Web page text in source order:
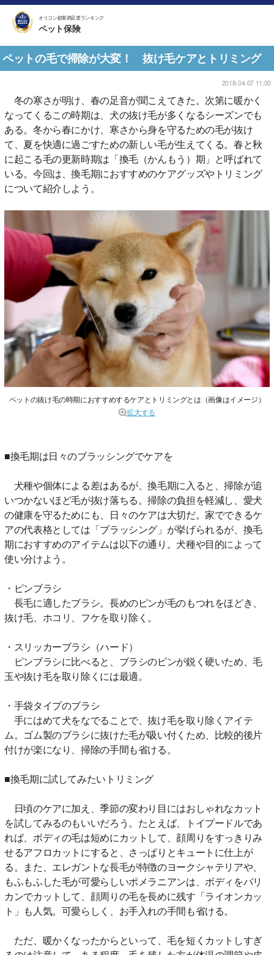
オリコン顧客満足度ランキング
ペット保険
ペットの毛で掃除が大変！ 抜け毛ケアとトリミング
2018-04-07 11:00
冬の寒さが明け、春の足音が聞こえてきた。次第に暖かく
なってくるこの時期は、犬の抜け毛が多くなるシーズンでも
ある。冬から春にかけ、寒さから身を守るための毛が抜け
て、夏を快適に過ごすための新しい毛が生えてくる。春と秋
に起こる毛の更新時期は「換毛（かんもう）期」と呼ばれて
いる。今回は、換毛期におすすめのケアグッズやトリミング
について紹介しよう。
ペットの抜け毛の時期におすすめするケアとトリミングとは（画像はイメージ）
拡大する
■換毛期は日々のブラッシングでケアを
犬種や個体による差はあるが、換毛期に入ると、掃除が追
いつかないほど毛が抜け落ちる。掃除の負担を軽減し、愛犬
の健康を守るためにも、日々のケアは大切だ。家でできるケ
アの代表格としては「ブラッシング」が挙げられるが、換毛
期におすすめのアイテムは以下の通り。犬種や目的によって
使い分けよう。
・ピンブラシ
長毛に適したブラシ。長めのピンが毛のもつれをほどき、
抜け毛、ホコリ、フケを取り除く。
・スリッカーブラシ（ハード）
ピンブラシに比べると、ブラシのピンが鋭く硬いため、毛
玉や抜け毛を取り除くには最適。
・手袋タイプのブラシ
手にはめて犬をなでることで、抜け毛を取り除くアイテ
ム。ゴム製のブラシに抜けた毛が吸い付くため、比較的後片
付けが楽になり、掃除の手間も省ける。
■換毛期に試してみたいトリミング
日頃のケアに加え、季節の変わり目にはおしゃれなカット
を試してみるのもいいだろう。たとえば、トイプードルであ
れば、ボディの毛は短めにカットして、顔周りをすっきりみ
せるアフロカットにすると、さっぱりとキュートに仕上が
る。また、エレガントな長毛が特徴のヨークシャテリアや、
もふもふした毛が可愛らしいポメラニアンは、ボディをバリ
カンでカットして、顔周りの毛を長めに残す「ライオンカッ
ト」も人気。可愛らしく、お手入れの手間も省ける。
ただ、暖かくなったからといって、毛を短くカットしすぎ